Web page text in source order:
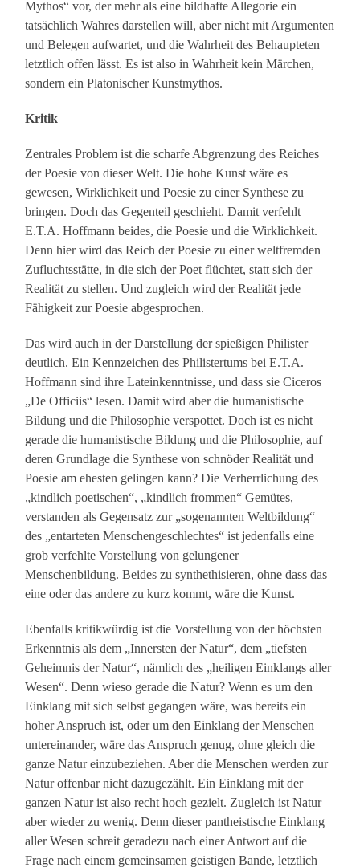
Mythos“ vor, der mehr als eine bildhafte Allegorie ein
tatsächlich Wahres darstellen will, aber nicht mit Argumenten
und Belegen aufwartet, und die Wahrheit des Behaupteten
letztlich offen lässt. Es ist also in Wahrheit kein Märchen,
sondern ein Platonischer Kunstmythos.
Kritik
Zentrales Problem ist die scharfe Abgrenzung des Reiches
der Poesie von dieser Welt. Die hohe Kunst wäre es
gewesen, Wirklichkeit und Poesie zu einer Synthese zu
bringen. Doch das Gegenteil geschieht. Damit verfehlt
E.T.A. Hoffmann beides, die Poesie und die Wirklichkeit.
Denn hier wird das Reich der Poesie zu einer weltfremden
Zufluchtsstätte, in die sich der Poet flüchtet, statt sich der
Realität zu stellen. Und zugleich wird der Realität jede
Fähigkeit zur Poesie abgesprochen.
Das wird auch in der Darstellung der spießigen Philister
deutlich. Ein Kennzeichen des Philistertums bei E.T.A.
Hoffmann sind ihre Lateinkenntnisse, und dass sie Ciceros
„De Officiis“ lesen. Damit wird aber die humanistische
Bildung und die Philosophie verspottet. Doch ist es nicht
gerade die humanistische Bildung und die Philosophie, auf
deren Grundlage die Synthese von schnöder Realität und
Poesie am ehesten gelingen kann? Die Verherrlichung des
„kindlich poetischen“, „kindlich frommen“ Gemütes,
verstanden als Gegensatz zur „sogenannten Weltbildung“
des „entarteten Menschengeschlechtes“ ist jedenfalls eine
grob verfehlte Vorstellung von gelungener
Menschenbildung. Beides zu synthethisieren, ohne dass das
eine oder das andere zu kurz kommt, wäre die Kunst.
Ebenfalls kritikwürdig ist die Vorstellung von der höchsten
Erkenntnis als dem „Innersten der Natur“, dem „tiefsten
Geheimnis der Natur“, nämlich des „heiligen Einklangs aller
Wesen“. Denn wieso gerade die Natur? Wenn es um den
Einklang mit sich selbst gegangen wäre, was bereits ein
hoher Anspruch ist, oder um den Einklang der Menschen
untereinander, wäre das Anspruch genug, ohne gleich die
ganze Natur einzubeziehen. Aber die Menschen werden zur
Natur offenbar nicht dazugezählt. Ein Einklang mit der
ganzen Natur ist also recht hoch gezielt. Zugleich ist Natur
aber wieder zu wenig. Denn dieser pantheistische Einklang
aller Wesen schreit geradezu nach einer Antwort auf die
Frage nach einem gemeinsamen geistigen Bande, letztlich